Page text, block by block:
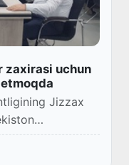
zaxirasi uchun
Jizzax
yil 19-
yangi